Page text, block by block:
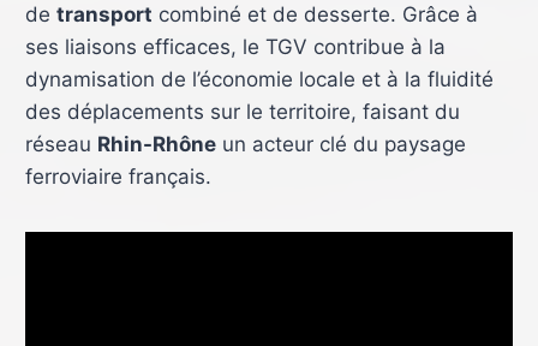
de transport combiné et de desserte. Grâce à
ses liaisons efficaces, le TGV contribue à la
dynamisation de l’économie locale et à la fluidité
des déplacements sur le territoire, faisant du
réseau Rhin-Rhôneun acteur clé du paysage
ferroviaire français.